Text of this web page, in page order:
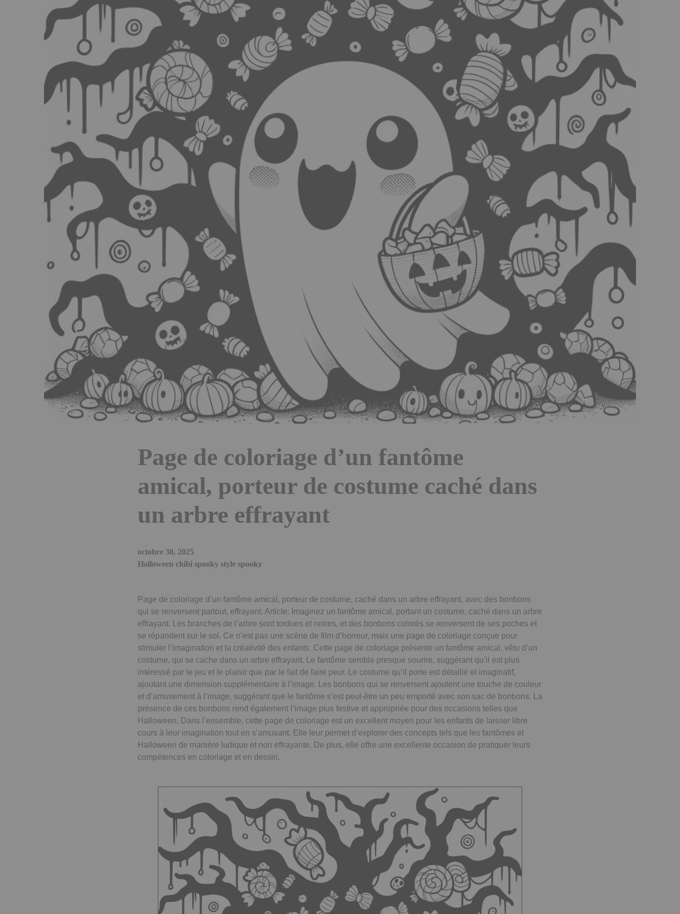
Page de coloriage d’un fantôme
amical, porteur de costume caché dans
un arbre effrayant
octobre 30, 2025
Halloween chibi spooky style spooky
Page de coloriage d’un fantôme amical, porteur de costume, caché dans un arbre effrayant, avec des bonbons
qui se renversent partout, effrayant. Article: Imaginez un fantôme amical, portant un costume, caché dans un arbre
effrayant. Les branches de l’arbre sont tordues et noires, et des bonbons colorés se renversent de ses poches et
se répandent sur le sol. Ce n’est pas une scène de film d’horreur, mais une page de coloriage conçue pour
stimuler l’imagination et la créativité des enfants. Cette page de coloriage présente un fantôme amical, vêtu d’un
costume, qui se cache dans un arbre effrayant. Le fantôme semble presque sourire, suggérant qu’il est plus
intéressé par le jeu et le plaisir que par le fait de faire peur. Le costume qu’il porte est détaillé et imaginatif,
ajoutant une dimension supplémentaire à l’image. Les bonbons qui se renversent ajoutent une touche de couleur
et d’amusement à l’image, suggérant que le fantôme s’est peut-être un peu emporté avec son sac de bonbons. La
présence de ces bonbons rend également l’image plus festive et appropriée pour des occasions telles que
Halloween. Dans l’ensemble, cette page de coloriage est un excellent moyen pour les enfants de laisser libre
cours à leur imagination tout en s’amusant. Elle leur permet d’explorer des concepts tels que les fantômes et
Halloween de manière ludique et non effrayante. De plus, elle offre une excellente occasion de pratiquer leurs
compétences en coloriage et en dessin.